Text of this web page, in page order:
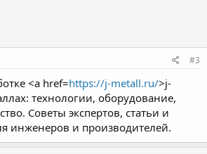
#3
<a href=https://j-metall.ru/>j-
технологии, оборудование,
Советы экспертов, статьи и
инженеров и производителей.